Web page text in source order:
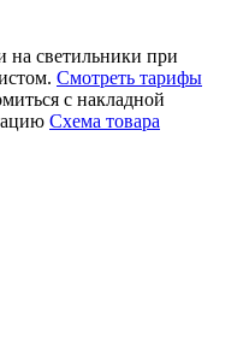
на светильники при
Смотреть тарифы
с накладной
Cхема товара